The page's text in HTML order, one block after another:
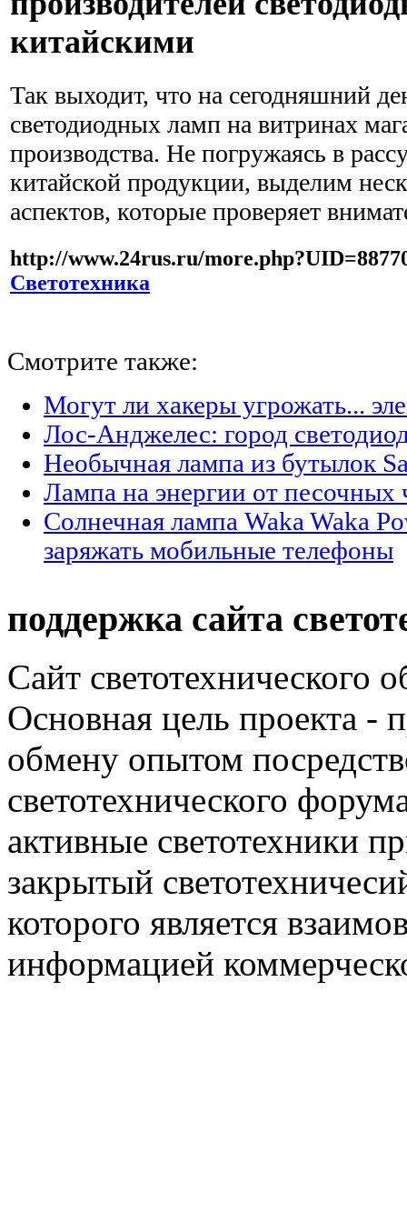
китайскими
Так выходит, что на сегодняшний
светодиодных ламп на витринах
производства. Не погружаясь в
китайской продукции, выделим
аспектов, которые проверяет
http://www.24rus.ru/
Светотехника
Смотрите также:
Могут ли хакеры угрожать...
Лос-Анджелес: город
Необычная лампа из бутылок
Лампа на энергии от песочных
Солнечная лампа Waka Waka
заряжать мобильные телефоны
поддержка сайта
Сайт светотехнического
Основная цель проекта -
обмену опытом
светотехнического
активные светотехники
закрытый
которого является
информацией